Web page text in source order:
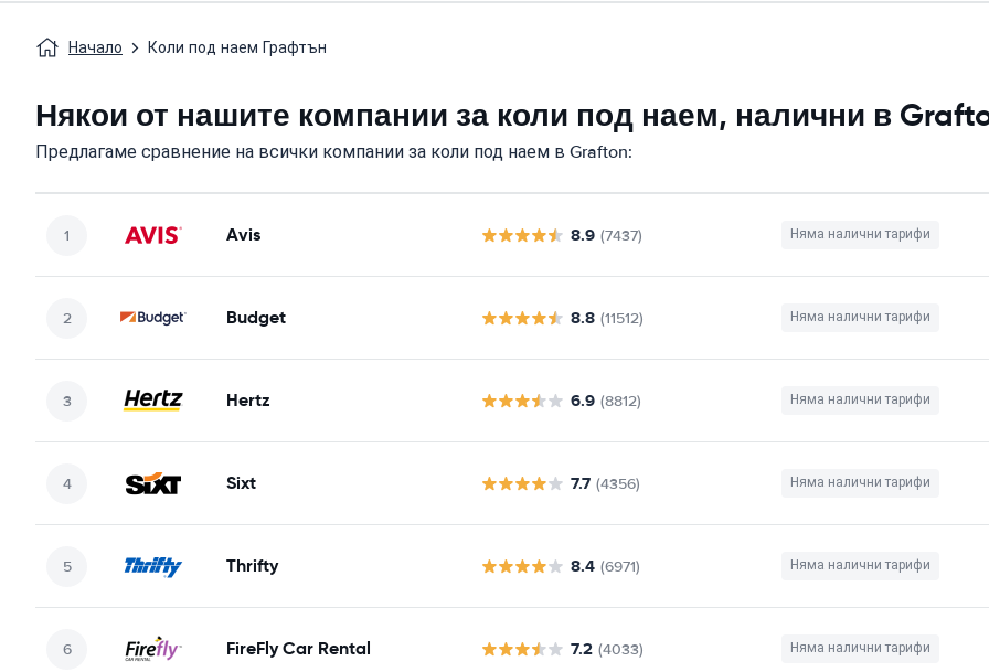
Начало Коли под наем Графтън
Някои от нашите компании за коли под наем, налични в
Предлагаме сравнение на всички компании за коли под наем в Grafton:
Avis 8.9 (7437) Няма налични тарифи
Budget 8.8 (11512) Няма налични тарифи
Hertz 6.9 (8812) Няма налични тарифи
Sixt 7.7 (4356) Няма налични тарифи
Thrifty 8.4 (6971) Няма налични тарифи
FireFly Car Rental 7.2 (4033) Няма налични тарифи